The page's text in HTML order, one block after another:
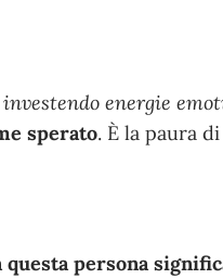
energie
sperato. È la paura di
questa persona